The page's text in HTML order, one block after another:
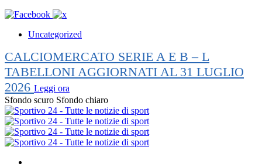
Uncategorized
CALCIOMERCATO SERIE A E B – L
TABELLONI AGGIORNATI AL 31 LUGLIO
2026 Leggi ora
Sfondo scuro Sfondo chiaro